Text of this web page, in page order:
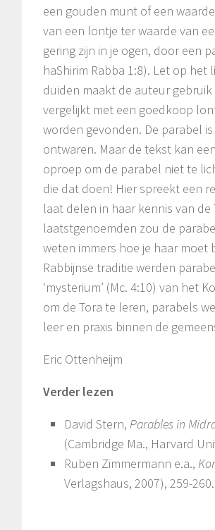
een gouden munt of een
van een lontje ter waarde van
gering zijn in je ogen, door een
haShirim Rabba 1:8). Let op
duiden maakt de auteur
vergelijkt met een goedkoop
worden gevonden. De parabel
ontwaren. Maar de tekst kan
oproep om de parabel niet te
die dat doen! Hier spreekt een
laat delen in haar kennis van
laatstgenoemden zou de
weten immers hoe je haar moet
Rabbijnse traditie werden
‘mysterium’ (Mc. 4:10) van het
om de Tora te leren, parabels
leer en praxis binnen de
Eric Ottenheijm
Verder lezen
David Stern, Parables in
(Cambridge Ma., Harvard
Ruben Zimmermann e.a.,
Verlagshaus, 2007), 259-260.